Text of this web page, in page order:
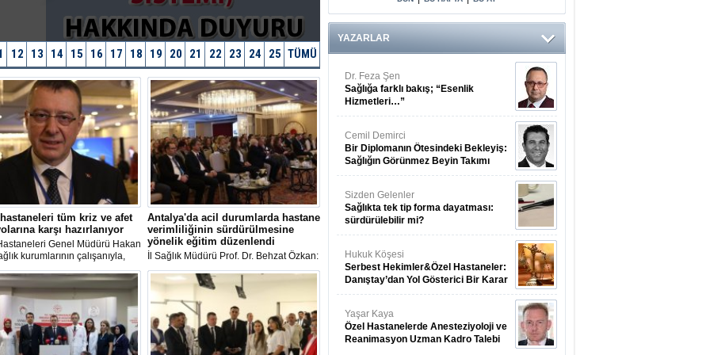
12 13 14 15 16 17 18 19 20 21 22 23 24 25 TÜMÜ
tüm kriz ve afet
karşı hazırlanıyor
Genel Müdürü Hakan
kurumlarının çalışanıyla,
iyi durumda olduğunu
koşula hazırlanmak için
çalışmalarının sürekli
belirtti.
Antalya'da acil durumlarda hastane
verimliliğinin sürdürülmesine
yönelik eğitim düzenlendi
İl Sağlık Müdürü Prof. Dr. Behzat Özkan:
"Sağlıkta bir yandan erişimi
kolaylaştırmaya yönelik çabalar
artarken öte yandan sağlık hizmetlerinin
kalitesinin de yükselmesine yönelik
önemli gayretler var. Biz de buna
yönelik önemli çalışmalar yapıyoruz"
Sistemi)
YAZARLAR
Dr. Feza Şen
Sağlığa farklı bakış; “Esenlik
Hizmetleri…”
Cemil Demirci
Bir Diplomanın Ötesindeki Bekleyiş:
Sağlığın Görünmez Beyin Takımı
Sizden Gelenler
Sağlıkta tek tip forma dayatması:
sürdürülebilir mi?
Hukuk Köşesi
Serbest Hekimler&Özel Hastaneler:
Danıştay’dan Yol Gösterici Bir Karar
Yaşar Kaya
Özel Hastanelerde Anesteziyoloji ve
Reanimasyon Uzman Kadro Talebi